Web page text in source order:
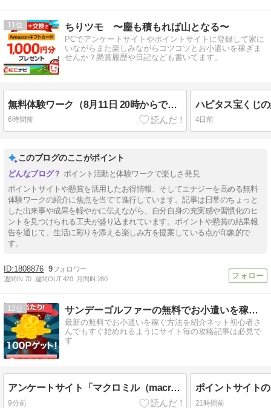
11 ちりツモ 〜塵も積もれば山となる〜
PCでアンケートサイトやポイントサイトに登録して家に
いながらまた楽しみながらコツコツとお小遣いを稼ぎま
せんか？懸賞履歴や日記なども書いてます。
無料体験ワーク（8月11日 20時からです）
6時間前
ハピタス宝くじ
4日前
このブログのここがポイント
ポイント活動と体験ワークで楽しさ発見
ポイントサイトや懸賞を活用したお得情報、そしてエナジーを高める無料
体験ワークの紹介に焦点を当てて進行しています。記事は日常のちょっと
した出来事や成果を軽やかに伝えながら、自分自身の充実感や習慣化のヒ
ントを見つけられる工夫が盛り込まれています。ポイントや懸賞の結果報
告を通じて、生活に彩りを添える楽しみ方を提案している点が印象的で
す。
1808876 9
週間IN:70 週間OUT:420 月間IN:280
12 サンデーゴルファーの無料でお小遣いを稼ぐ方法
最新の無料でお小遣いを稼ぐ方法を紹介ネット初心者さ
んでもすぐ始めれるようにサイト毎の攻略記事は必見で
す
アンケートサイト「マクロミル（macromill）」で2026年8月9日なのに早くも今月2回目の換金達成！
9分前 21時間前